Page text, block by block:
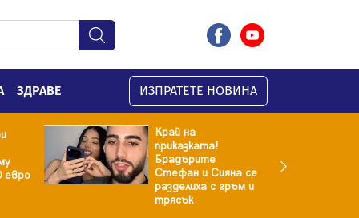
ЗДРАВЕ ИЗПРАТЕТЕ НОВИНА
евро
Край на
приказката!
Брадърите
Стефан и Сияна се
разделиха с гръм и
трясък